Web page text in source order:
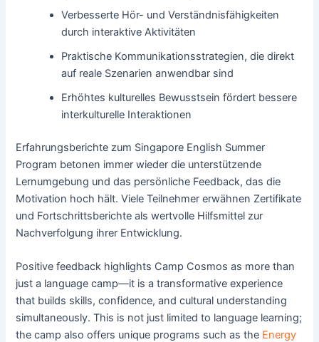
Verbesserte Hör- und Verständnisfähigkeiten
durch interaktive Aktivitäten
Praktische Kommunikationsstrategien, die direkt
auf reale Szenarien anwendbar sind
Erhöhtes kulturelles Bewusstsein fördert bessere
interkulturelle Interaktionen
Erfahrungsberichte zum Singapore English Summer
Program betonen immer wieder die unterstützende
Lernumgebung und das persönliche Feedback, das die
Motivation hoch hält. Viele Teilnehmer erwähnen Zertifikate
und Fortschrittsberichte als wertvolle Hilfsmittel zur
Nachverfolgung ihrer Entwicklung.
Positive feedback highlights Camp Cosmos as more than
just a language camp—it is a transformative experience
that builds skills, confidence, and cultural understanding
simultaneously. This is not just limited to language learning;
the camp also offers unique programs such as the Energy